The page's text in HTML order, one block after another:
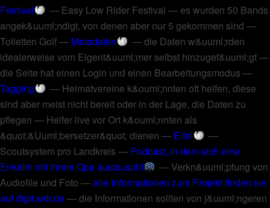
Festival
— Easy Low Rider Festival — es wurden 50 Bands
angek&uuml;ndigt, von denen aber nur 5 gekommen sind —
Toiletten Golf— Metadaten —die Daten w&uuml;rden
idealerweise vom Eigent&uuml;mer selbst hinzugef&uuml;gt—
die Seite hat einen Login und einen Bearbeitungsmodus —
Tagging
— Heimatvereine k&ouml;nnten oft helfen, diese
sind aber meist nicht bereit oder in der Lage, die Daten zu
pflegen — Helfer live vor Ort k&ouml;nnten als
&quot;&Uuml;bersetzer&quot; dienen — Eifel
—
Scoutsystem pro Landkreis — Podcast, in dem sich eine
Enkelin mit ihrem Opa austauscht
—Verkn&uuml;pfung von
Audiofile und Foto —alle Informationen zum Projekt finden sie
auf digit.wdr.de—die Informationen sollten von j&uuml;ngeren